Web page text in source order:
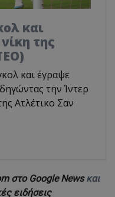
και
της
και έγραψε
την Ίντερ
Ατλέτικο Σαν
στο Google Newsκαι
ειδήσεις